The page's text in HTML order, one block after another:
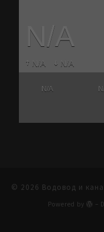
N/A N/A
N/A
N/A
© 2026 Водовод и
Powered by –